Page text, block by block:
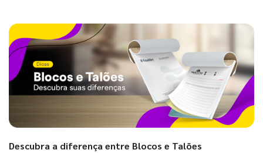
Descubra a diferença entre Blocos e Talões